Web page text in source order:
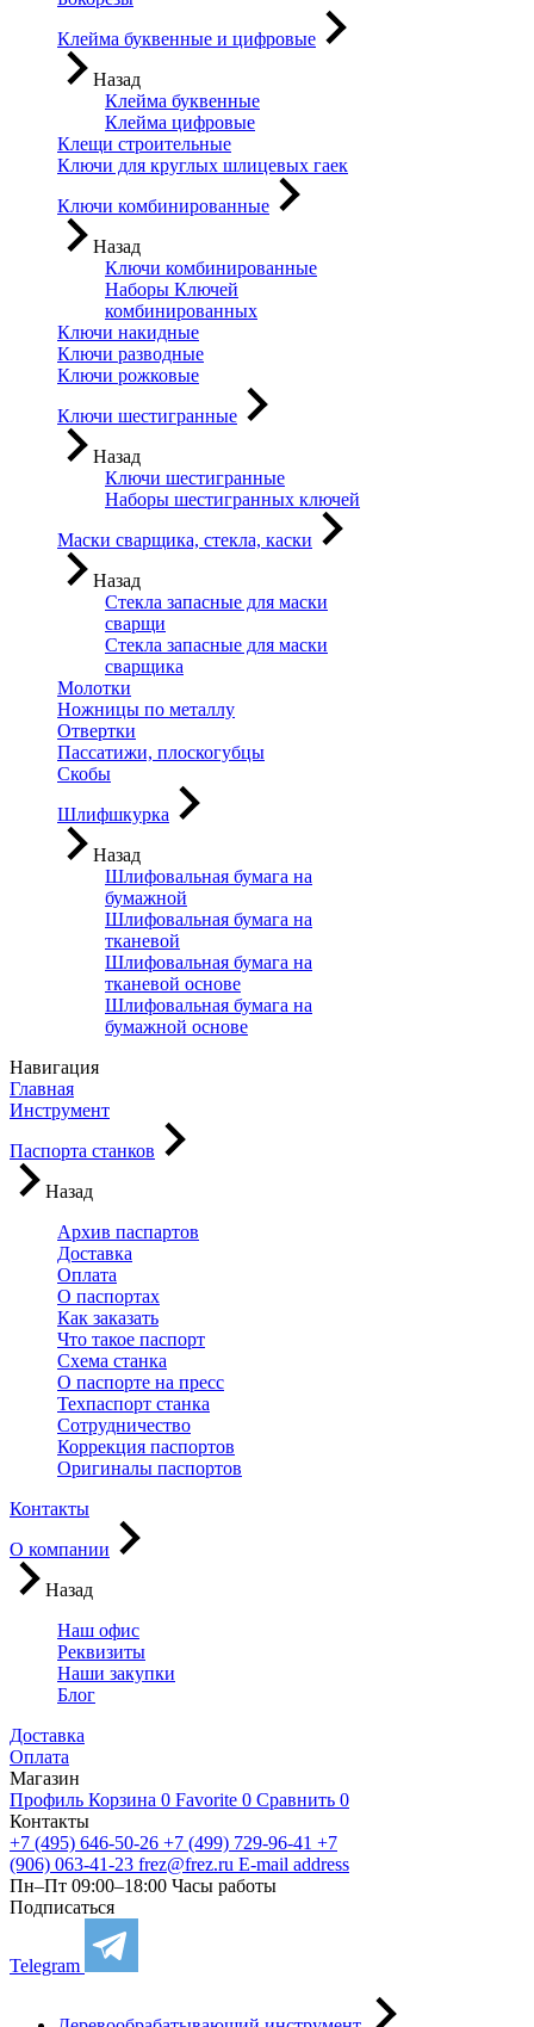
Клейма буквенные и цифровые
Назад
Клейма буквенные
Клейма цифровые
Клещи строительные
Ключи для круглых шлицевых гаек
Ключи комбинированные
Назад
Ключи комбинированные
Наборы Ключей
комбинированных
Ключи накидные
Ключи разводные
Ключи рожковые
Ключи шестигранные
Назад
Ключи шестигранные
Наборы шестигранных ключей
Маски сварщика, стекла, каски
Назад
Стекла запасные для маски
сварщи
Стекла запасные для маски
сварщика
Молотки
Ножницы по металлу
Отвертки
Пассатижи, плоскогубцы
Скобы
Шлифшкурка
Назад
Шлифовальная бумага на
бумажной
Шлифовальная бумага на
тканевой
Шлифовальная бумага на
тканевой основе
Шлифовальная бумага на
бумажной основе
Навигация
Главная
Инструмент
Паспорта станков
Назад
Архив паспартов
Доставка
Оплата
О паспортах
Как заказать
Что такое паспорт
Схема станка
О паспорте на пресс
Техпаспорт станка
Сотрудничество
Коррекция паспортов
Оригиналы паспортов
Контакты
О компании
Назад
Наш офис
Реквизиты
Наши закупки
Блог
Доставка
Оплата
Магазин
Профиль Корзина 0 Favorite 0 Сравнить 0
Контакты
+7 (495) 646-50-26 +7 (499) 729-96-41 +7
(906) 063-41-23 frez@frez.ru E-mail address
Пн–Пт 09:00–18:00 Часы работы
Подписаться
Telegram